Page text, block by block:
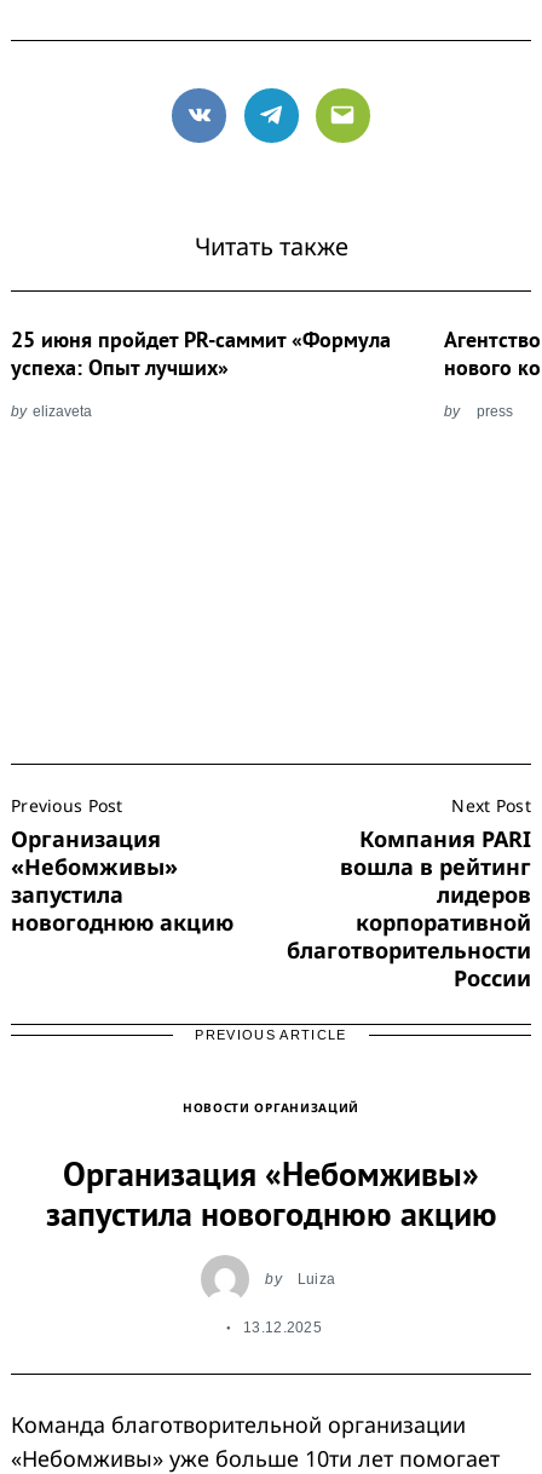
VK Telegram
Email
Читать также
25 июня пройдет PR-саммит «Формула
успеха: Опыт лучших»
by elizaveta
нового
by press
Navigation
Previous Post
Организация
«Небомживы»
запустила
новогоднюю акцию
Next Post
Компания PARI
вошла в рейтинг
лидеров
корпоративной
благотворительности
России
PREVIOUS ARTICLE
НОВОСТИ ОРГАНИЗАЦИЙ
Организация «Небомживы»
запустила новогоднюю акцию
by Luiza
13.12.2025
Команда благотворительной организации
«Небомживы» уже больше 10ти лет помогает